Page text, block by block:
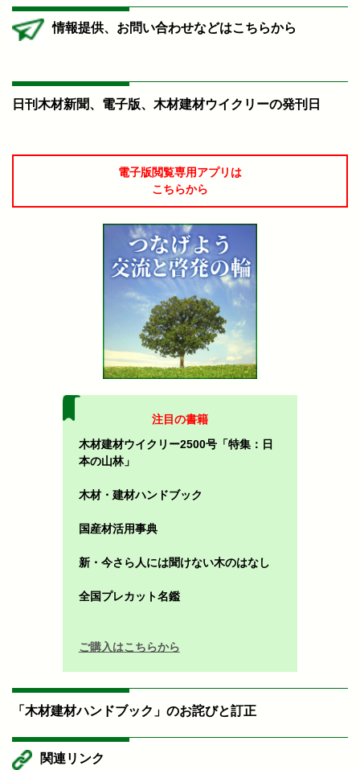
情報提供、お問い合わせなどはこちらから
日刊木材新聞、電子版、木材建材ウイクリーの発刊日
電子版閲覧専用アプリは
こちらから
注目の書籍
木材建材ウイクリー2500号「特集：日
本の山林」
木材・建材ハンドブック
国産材活用事典
新・今さら人には聞けない木のはなし
全国プレカット名鑑
ご購入はこちらから
「木材建材ハンドブック」のお詫びと訂正
関連リンク